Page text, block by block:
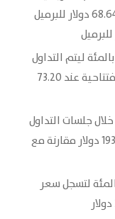
بنسبة 0.54 بالمئة ليتم التداول عليها عند 68.64 دولار للبرميل
كما ارتفعت العقود الاجلة للخام برنت 0.55 بالمئة ليتم التداول
عليه عند سعر 73.60 للبرميل مقارنة مع الافتتاحية عند 73.20
جلسات التداول
لليوم بنسبة 0.30 بالمئة لتسجل سعر 1936.06 دولار مقارنة مع
العقود الاجلة للفضة بنسبة 2.16 بالمئة لتسجل سعر